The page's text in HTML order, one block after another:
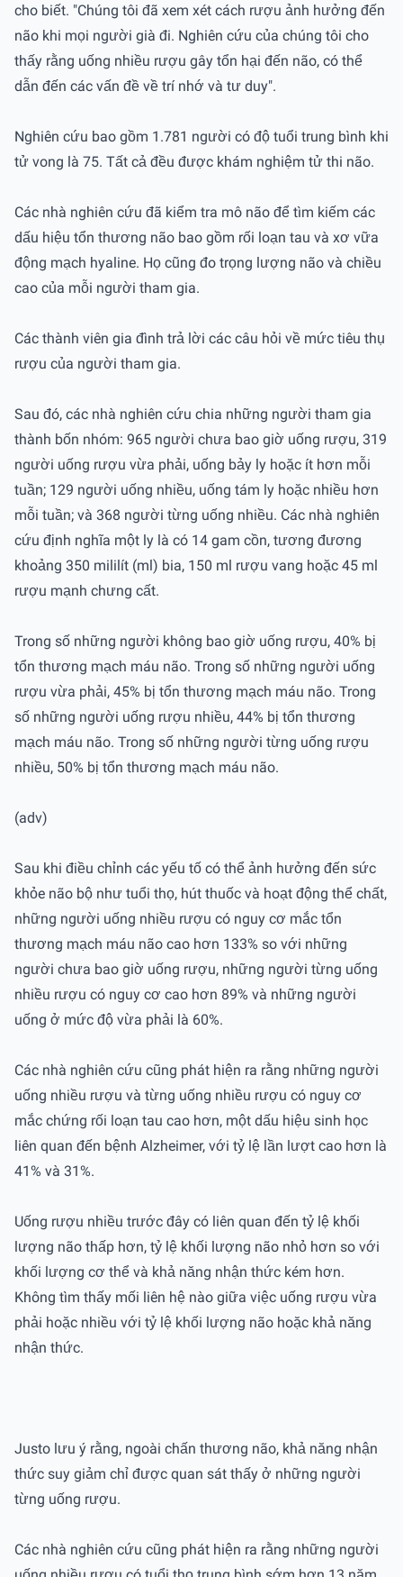
cho biết. "Chúng tôi đã xem xét cách rượu ảnh hưởng đến
não khi mọi người già đi. Nghiên cứu của chúng tôi cho
thấy rằng uống nhiều rượu gây tổn hại đến não, có thể
dẫn đến các vấn đề về trí nhớ và tư duy".
Nghiên cứu bao gồm 1.781 người có độ tuổi trung bình khi
tử vong là 75. Tất cả đều được khám nghiệm tử thi não.
Các nhà nghiên cứu đã kiểm tra mô não để tìm kiếm các
dấu hiệu tổn thương não bao gồm rối loạn tau và xơ vữa
động mạch hyaline. Họ cũng đo trọng lượng não và chiều
cao của mỗi người tham gia.
Các thành viên gia đình trả lời các câu hỏi về mức tiêu thụ
rượu của người tham gia.
Sau đó, các nhà nghiên cứu chia những người tham gia
thành bốn nhóm: 965 người chưa bao giờ uống rượu, 319
người uống rượu vừa phải, uống bảy ly hoặc ít hơn mỗi
tuần; 129 người uống nhiều, uống tám ly hoặc nhiều hơn
mỗi tuần; và 368 người từng uống nhiều. Các nhà nghiên
cứu định nghĩa một ly là có 14 gam cồn, tương đương
khoảng 350 mililít (ml) bia, 150 ml rượu vang hoặc 45 ml
rượu mạnh chưng cất.
Trong số những người không bao giờ uống rượu, 40% bị
tổn thương mạch máu não. Trong số những người uống
rượu vừa phải, 45% bị tổn thương mạch máu não. Trong
số những người uống rượu nhiều, 44% bị tổn thương
mạch máu não. Trong số những người từng uống rượu
nhiều, 50% bị tổn thương mạch máu não.
(adv)
Sau khi điều chỉnh các yếu tố có thể ảnh hưởng đến sức
khỏe não bộ như tuổi thọ, hút thuốc và hoạt động thể chất,
những người uống nhiều rượu có nguy cơ mắc tổn
thương mạch máu não cao hơn 133% so với những
người chưa bao giờ uống rượu, những người từng uống
nhiều rượu có nguy cơ cao hơn 89% và những người
uống ở mức độ vừa phải là 60%.
Các nhà nghiên cứu cũng phát hiện ra rằng những người
uống nhiều rượu và từng uống nhiều rượu có nguy cơ
mắc chứng rối loạn tau cao hơn, một dấu hiệu sinh học
liên quan đến bệnh Alzheimer, với tỷ lệ lần lượt cao hơn là
41% và 31%.
Uống rượu nhiều trước đây có liên quan đến tỷ lệ khối
lượng não thấp hơn, tỷ lệ khối lượng não nhỏ hơn so với
khối lượng cơ thể và khả năng nhận thức kém hơn.
Không tìm thấy mối liên hệ nào giữa việc uống rượu vừa
phải hoặc nhiều với tỷ lệ khối lượng não hoặc khả năng
nhận thức.
Justo lưu ý rằng, ngoài chấn thương não, khả năng nhận
thức suy giảm chỉ được quan sát thấy ở những người
từng uống rượu.
Các nhà nghiên cứu cũng phát hiện ra rằng những người